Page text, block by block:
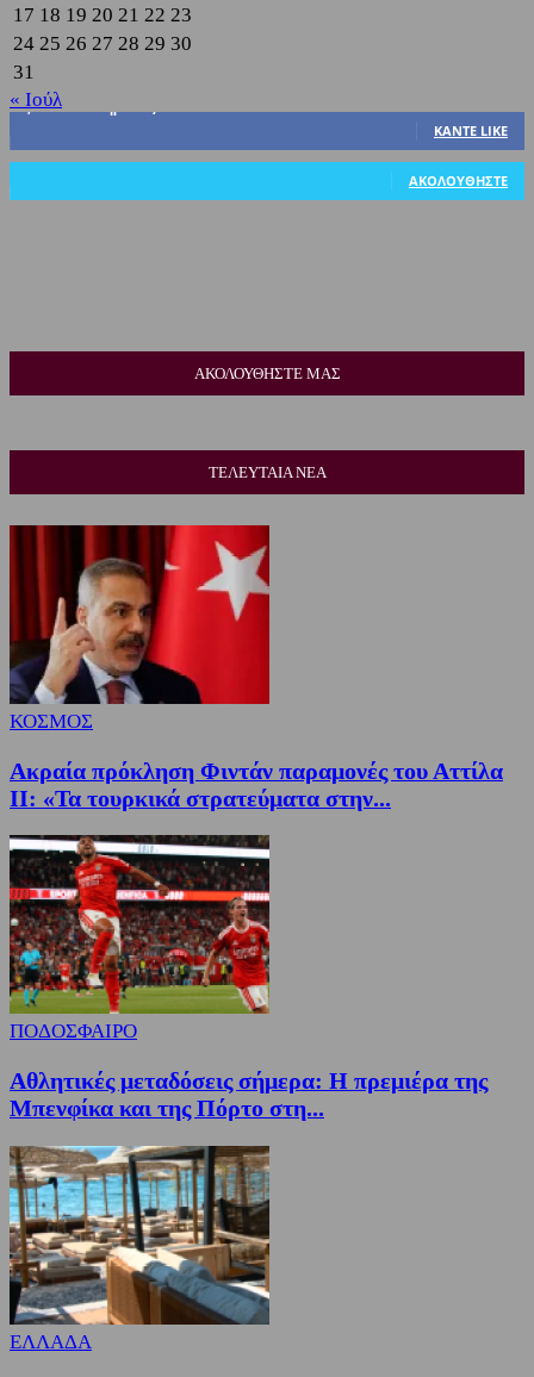
17 18 19 20 21 22 23
24 25 26 27 28 29 30
31
« Ιούλ
3,822
ΚΆΝΤΕ LIKE
318 Ακόλουθοι
ΑΚΟΛΟΥΘΉΣΤΕ
ΑΚΟΛΟΥΘΗΣΤΕ ΜΑΣ
ΤΕΛΕΥΤΑΙΑ ΝΕΑ
ΚΟΣΜΟΣ
Ακραία πρόκληση Φιντάν παραμονές του Αττίλα
ΙΙ: «Τα τουρκικά στρατεύματα στην...
ΠΟΔΟΣΦΑΙΡΟ
Αθλητικές μεταδόσεις σήμερα: Η πρεμιέρα της
Μπενφίκα και της Πόρτο στη...
ΕΛΛΑΔΑ